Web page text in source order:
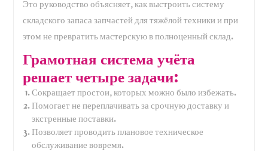
Это руководство объясняет, как выстроить систему
складского запаса запчастей для тяжёлой техники и при
этом не превратить мастерскую в полноценный склад.
Грамотная система учёта
решает четыре задачи:
Сокращает простои, которых можно было избежать.
Помогает не переплачивать за срочную доставку и
экстренные поставки.
Позволяет проводить плановое техническое
обслуживание вовремя.